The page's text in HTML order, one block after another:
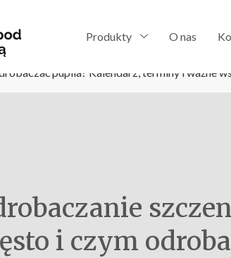
Produkty O nas
pupila? Kalendarz, terminy i ważne
i czym